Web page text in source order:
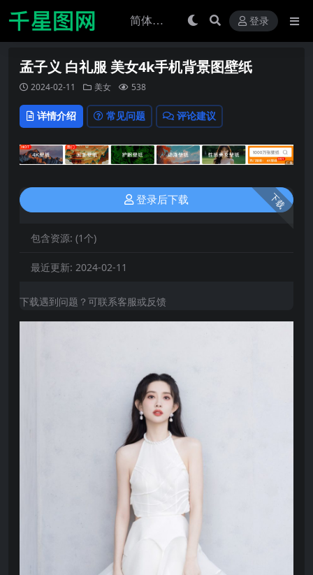
登录
孟子义 白礼服 美女4k手机背景图壁纸
2024-02-11 美女 538
详情介绍 常见问题 评论建议
下载
登录后下载
包含资源: (1个)
最近更新: 2024-02-11
下载遇到问题？可联系客服或反馈